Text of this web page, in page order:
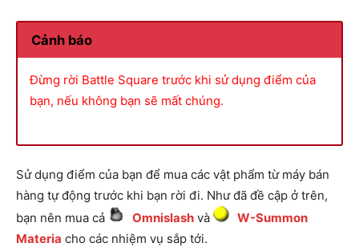
Cảnh báo
Đừng rời Battle Square trước khi sử dụng điểm của
bạn, nếu không bạn sẽ mất chúng.
Sử dụng điểm của bạn để mua các vật phẩm từ máy bán
hàng tự động trước khi bạn rời đi. Như đã đề cập ở trên,
bạn nên mua cả
Omnislash và
W-Summon
Materia cho các nhiệm vụ sắp tới.